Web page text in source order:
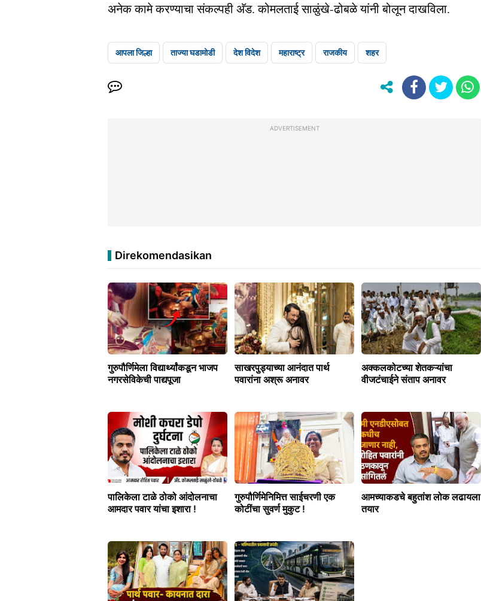
अनेक कामे करण्याचा संकल्पही अ‍ॅड. कोमलताई साळुंखे-ढोबळे यांनी बोलून दाखविला.
आपला जिल्हा ताज्या घडामोडी देश विदेश महाराष्ट्र राजकीय शहर
ADVERTISEMENT
Direkomendasikan
गुरुपौर्णिमेला विद्यार्थ्यांकडून भाजप
नगरसेविकेची पाद्यपूजा
साखरपुड्याच्या आनंदात पार्थ
पवारांना अश्रू अनावर
अक्कलकोटच्या शेतकऱ्यांचा
वीजटंचाईने संताप अनावर
पालिकेला टाळे ठोको आंदोलनाचा
आमदार पवार यांचा इशारा !
गुरुपौर्णिमेनिमित्त साईचरणी एक
कोटींचा सुवर्ण मुकुट !
आमच्याकडचे बहुतांश लोक लढायला
तयार